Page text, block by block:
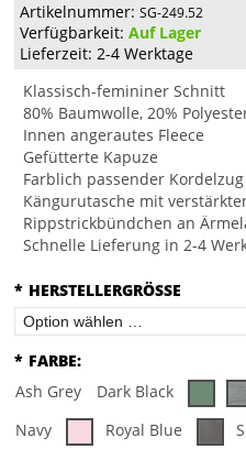
Artikelnummer: SG-249.52
Verfügbarkeit:Auf Lager
Lieferzeit: 2-4 Werktage
Klassisch-femininer Schnitt
80% Baumwolle, 20%
Innen angerautes Fleece
Gefütterte Kapuze
Farblich passender Kordelzug
Kängurutasche mit
Rippstrickbündchen an
Schnelle Lieferung in 2-4
* HERSTELLERGRÖSSE
* FARBE:
Ash Grey
Dark Black
Navy
Royal Blue